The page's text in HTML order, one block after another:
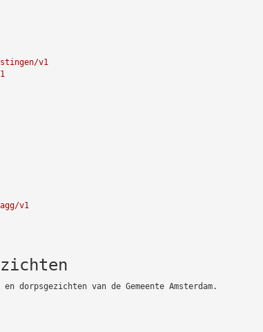
v1
v1
dorpsgezichten van de Gemeente Amsterdam.